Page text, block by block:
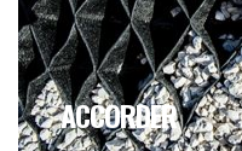
ACCORDER